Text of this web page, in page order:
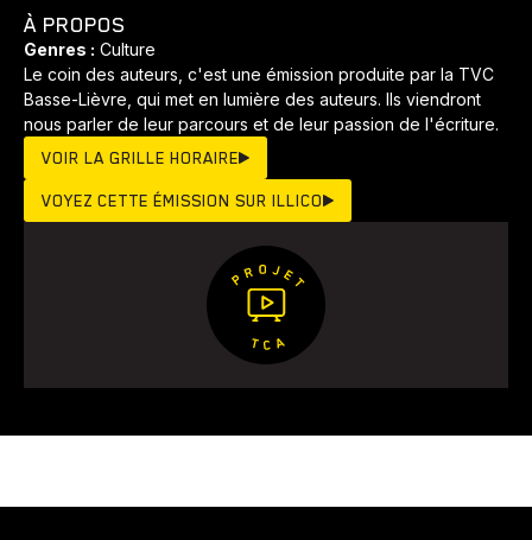
À PROPOS
Genres : Culture
Le coin des auteurs, c'est une émission produite par la TVC
Basse-Lièvre, qui met en lumière des auteurs. Ils viendront
nous parler de leur parcours et de leur passion de l'écriture.
VOIR LA GRILLE HORAIRE
VOYEZ CETTE ÉMISSION SUR ILLICO